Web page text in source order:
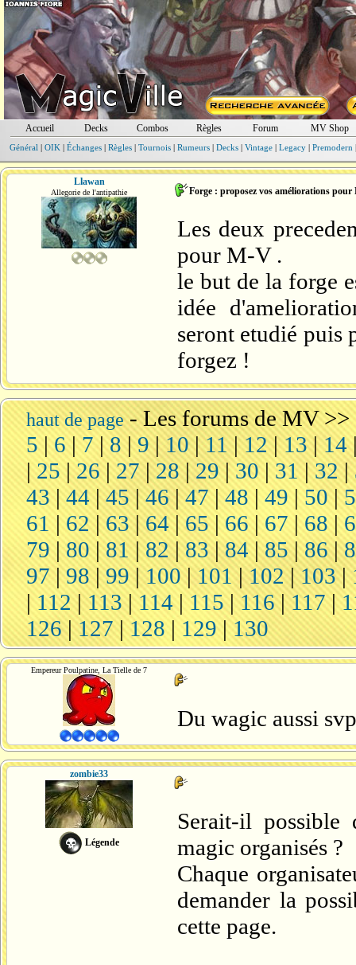
Accueil Decks Combos Règles Forum MV Shop
Général | OIK | Échanges| Règles| Tournois| Rumeurs| Decks| Vintage| Legacy| Premodern
Llawan
Allegorie de l'antipathie Forge : proposez vos améliorations pour
Les deux
pour M-V .
le but de la forge
idée
seront etudié puis
forgez !
haut de page-Les forums de MV>>
5 |6 |7|8 |9|10|11|12 |13|14
|25 |26|27|28|29|30| 31|32 |
43|44|45|46|47|48 |49 | 50|
61 | 62|63|64|65| 66| 67 |68 |
79| 80|81|82|83|84|85 |86|
97|98|99|100|101|102|103|
| 112|113 |114 |115|116 |117|
126|127|128 | 129 |130
Empereur Poulpatine, La Tielle de 7
Du wagic aussi
zombie33
Légende
Serait-il possible
magic organisés ?
Chaque
demander la
cette page.